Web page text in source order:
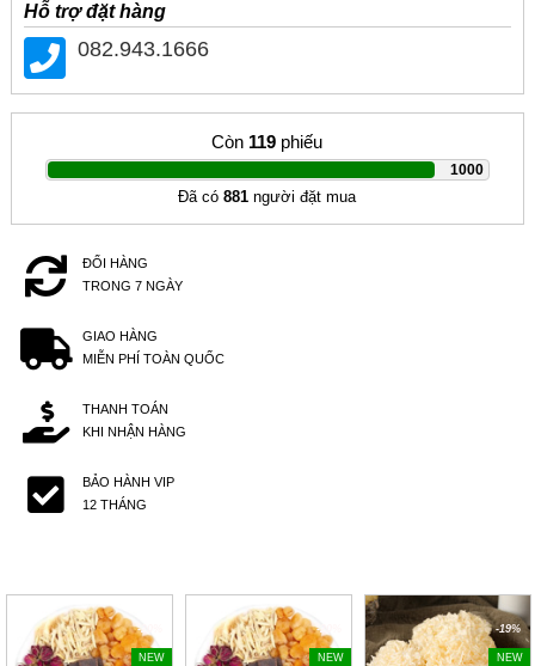
Hỗ trợ đặt hàng
082.943.1666
Còn 119 phiếu
1000
|
Đã có881 người đặt mua
ĐỔI HÀNG
TRONG 7 NGÀY
GIAO HÀNG
MIỄN PHÍ TOÀN QUỐC
THANH TOÁN
KHI NHẬN HÀNG
BẢO HÀNH VIP
12 THÁNG
-20%
NEW
-20%
NEW
-19%
NEW